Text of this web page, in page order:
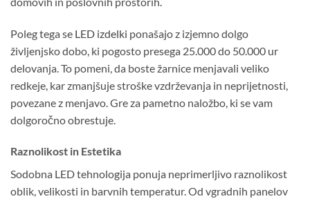
Poleg tega se LED izdelki ponašajo z izjemno dolgo
življenjsko dobo, ki pogosto presega 25.000 do 50.000 ur
delovanja. To pomeni, da boste žarnice menjavali veliko
redkeje, kar zmanjšuje stroške vzdrževanja in neprijetnosti,
povezane z menjavo. Gre za pametno naložbo, ki se vam
dolgoročno obrestuje.
Raznolikost in Estetika
Sodobna LED tehnologija ponuja neprimerljivo raznolikost
oblik, velikosti in barvnih temperatur. Od vgradnih panelov